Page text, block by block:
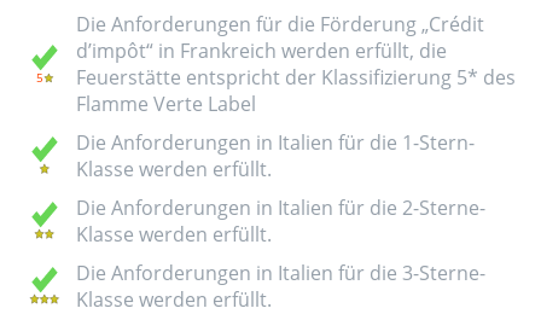
Die Anforderungen für die Förderung „Crédit
d’impôt“ in Frankreich werden erfüllt, die
Feuerstätte entspricht der Klassifizierung 5* des
Flamme Verte Label
Die Anforderungen in Italien für die 1-Stern-
Klasse werden erfüllt.
Die Anforderungen in Italien für die 2-Sterne-
Klasse werden erfüllt.
Die Anforderungen in Italien für die 3-Sterne-
Klasse werden erfüllt.